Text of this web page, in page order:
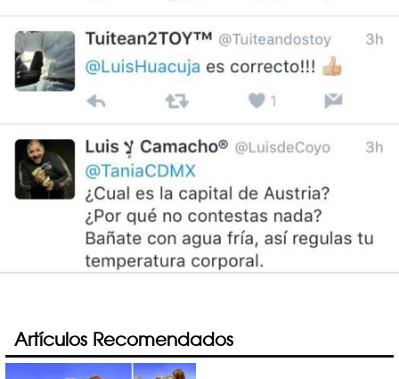
Artículos Recomendados